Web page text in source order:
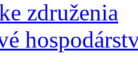
združenia